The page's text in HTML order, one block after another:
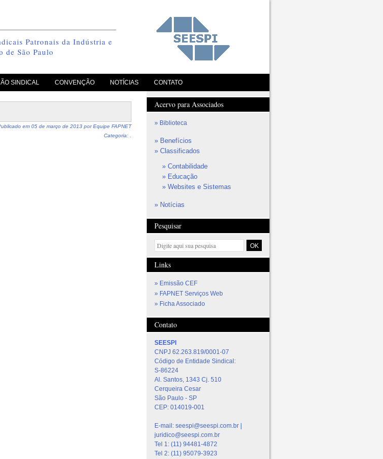
Patronais da Indústria e
de São Paulo
SINDICAL CONVENÇÃO NOTÍCIAS CONTATO
em 05 de março de 2013 porEquipe FAPNET
Categoria: .
Acervo para Associados
Biblioteca
Benefícios
Classificados
Contabilidade
Educação
Websites e Sistemas
Notícias
Pesquisar
Links
Emissão CEF
FAPNET Serviços Web
Ficha Associado
Contato
SEESPI
CNPJ 62.263.819/0001-07
Código de Entidade Sindical:
S-86224
Al. Santos, 1343 Cj. 510
Cerqueira Cesar
São Paulo - SP
CEP: 014019-001
E-mail: seespi@seespi.com.br |
juridico@seespi.com.br
Tel 1: (11) 94481-4872
Tel 2: (11) 95079-3923